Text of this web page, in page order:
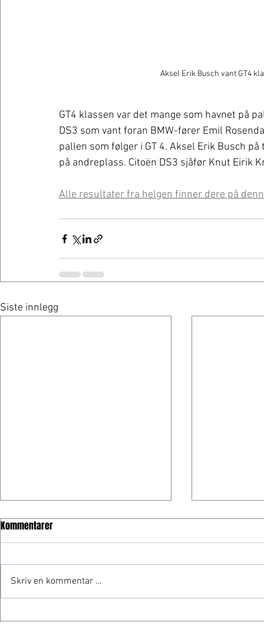
Aksel Erik Busch vant GT4
GT4 klassen var det mange som havnet på
DS3 som vant foran BMW-fører Emil
pallen som følger i GT 4. Aksel Erik Busch
på andreplass. Citoën DS3 sjåfør Knut Eirik
Alle resultater fra helgen finner dere på
Siste innlegg
Fartsfest på
Kommentarer
Skriv en kommentar …